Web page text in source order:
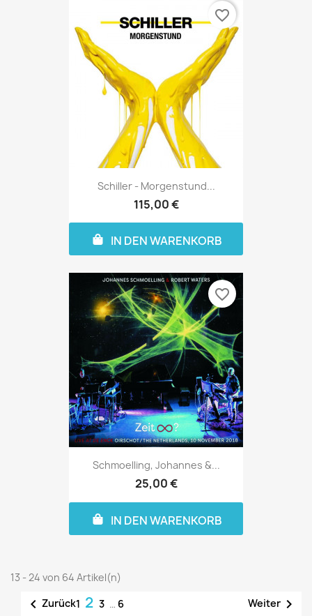
Schiller - Morgenstund...
115,00 €
IN DEN WARENKORB
favorite_border
Schmoelling, Johannes &...
25,00 €
IN DEN WARENKORB
favorite_border
13 - 24 von 64 Artikel(n)
 Zurück1 2 3 … 6 Weiter 